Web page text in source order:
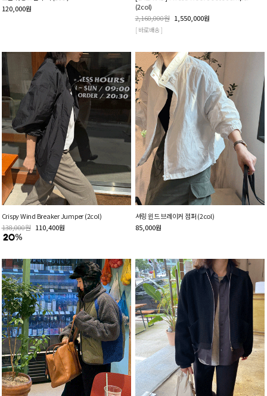
120,000원
(2col)
2,160,000원 1,550,000원
[ 바로배송 ]
Crispy Wind Breaker Jumper (2col)
138,000원 110,400원
셔링 윈드 브레이커 점퍼 (2col)
85,000원